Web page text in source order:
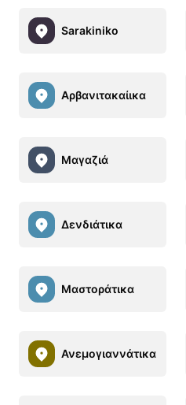
Sarakiniko
Αρβανιτακαίικα
Μαγαζιά
Δενδιάτικα
Μαστοράτικα
Ανεμογιαννάτικα